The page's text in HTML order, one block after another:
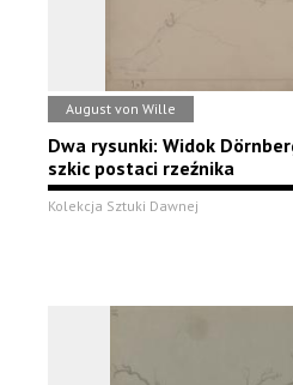
August von Wille
Dwa rysunki: Widok
szkic postaci rzeźnika
Kolekcja Sztuki Dawnej